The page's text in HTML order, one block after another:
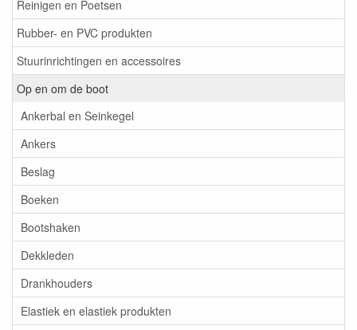
Reinigen en Poetsen
Rubber- en PVC produkten
Stuurinrichtingen en accessoires
Op en om de boot
Ankerbal en Seinkegel
Ankers
Beslag
Boeken
Bootshaken
Dekkleden
Drankhouders
Elastiek en elastiek produkten